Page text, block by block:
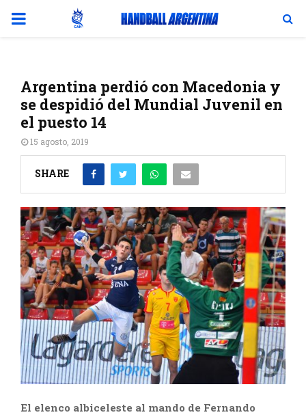
PRIMARY
Argentina perdió con Macedonia y
se despidió del Mundial Juvenil en
el puesto 14
15 agosto, 2019
SHARE
El elenco albiceleste al mando de Fernando